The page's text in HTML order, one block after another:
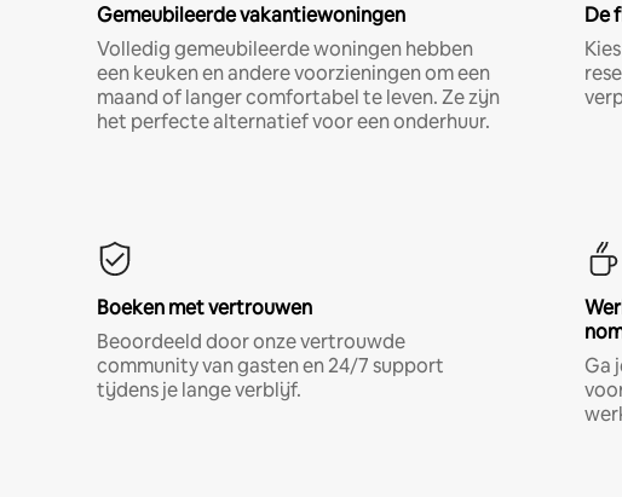
Gemeubileerde vakantiewoningen
Volledig gemeubileerde woningen hebben
een keuken en andere voorzieningen om een
maand of langer comfortabel te leven. Ze zijn
het perfecte alternatief voor een onderhuur.
De
Boeken met vertrouwen
Beoordeeld door onze vertrouwde
community van gasten en 24/7 support
tijdens je lange verblijf.
Ga